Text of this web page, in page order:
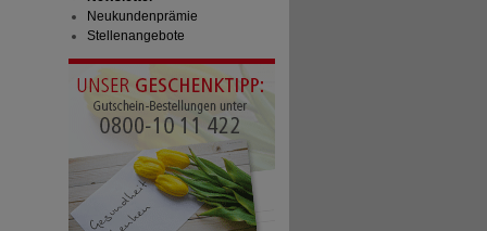
Neukundenprämie
Stellenangebote